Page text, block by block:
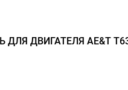
ДЛЯ ДВИГАТЕЛЯ AE&T